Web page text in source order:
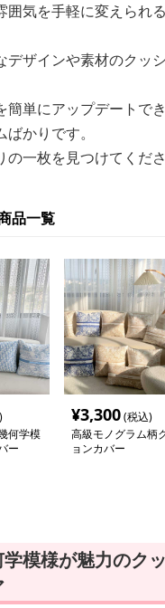
囲気を手軽に変えられ
デザインや素材のクッ
簡単にアップデートで
かりです。
一枚を見つけてくださ
品一覧
何学模
ー
¥3,300(税込)
高級モノグラム柄
ョンカバー
模様が魅力のク